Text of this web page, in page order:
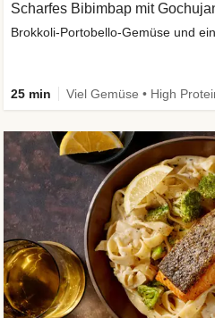
Scharfes Bibimbap mit
Brokkoli-Portobello-Gemüse und
25 min